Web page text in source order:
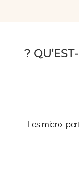
Les micro-